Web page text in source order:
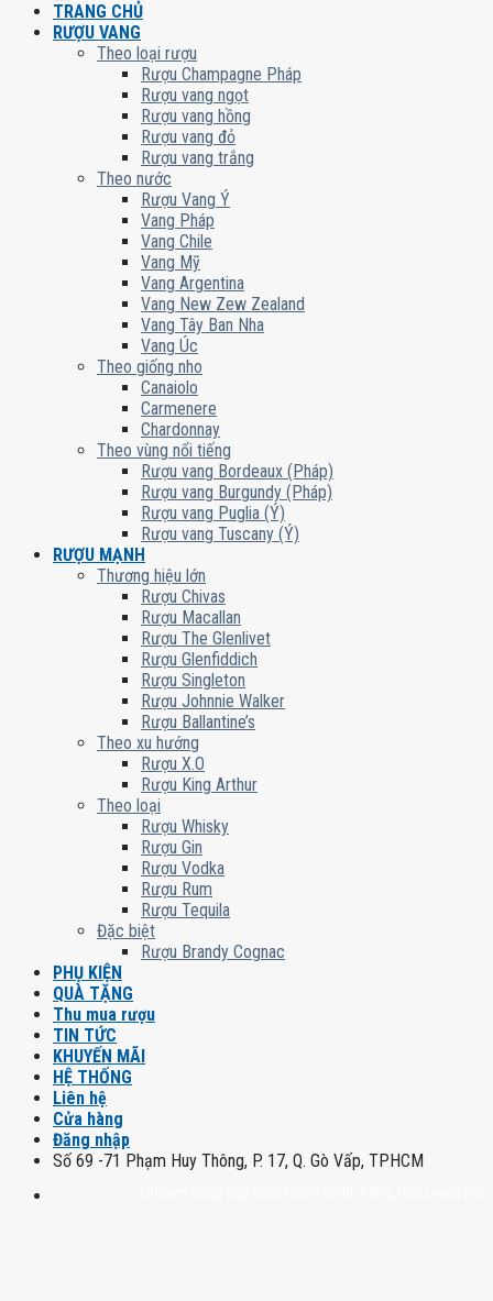
TRANG CHỦ
RƯỢU VANG
Theo loại rượu
Rượu Champagne Pháp
Rượu vang ngọt
Rượu vang hồng
Rượu vang đỏ
Rượu vang trắng
Theo nước
Rượu Vang Ý
Vang Pháp
Vang Chile
Vang Mỹ
Vang Argentina
Vang New Zew Zealand
Vang Tây Ban Nha
Vang Úc
Theo giống nho
Canaiolo
Carmenere
Chardonnay
Theo vùng nổi tiếng
Rượu vang Bordeaux (Pháp)
Rượu vang Burgundy (Pháp)
Rượu vang Puglia (Ý)
Rượu vang Tuscany (Ý)
RƯỢU MẠNH
Thương hiệu lớn
Rượu Chivas
Rượu Macallan
Rượu The Glenlivet
Rượu Glenfiddich
Rượu Singleton
Rượu Johnnie Walker
Rượu Ballantine’s
Theo xu hướng
Rượu X.O
Rượu King Arthur
Theo loại
Rượu Whisky
Rượu Gin
Rượu Vodka
Rượu Rum
Rượu Tequila
Đặc biệt
Rượu Brandy Cognac
PHỤ KIỆN
QUÀ TẶNG
Thu mua rượu
TIN TỨC
KHUYẾN MÃI
HỆ THỐNG
Liên hệ
Cửa hàng
Đăng nhập
Số 69 -71 Phạm Huy Thông, P. 17, Q. Gò Vấp, TPHCM